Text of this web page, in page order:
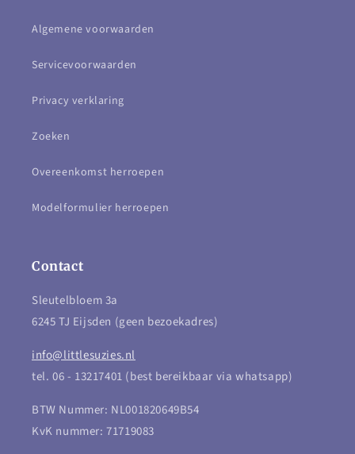
Algemene voorwaarden
Servicevoorwaarden
Privacy verklaring
Zoeken
Overeenkomst herroepen
Modelformulier herroepen
Contact
Sleutelbloem 3a
6245 TJ Eijsden (geen bezoekadres)
info@littlesuzies.nl
tel. 06 - 13217401 (best bereikbaar via whatsapp)
BTW Nummer: NL001820649B54
KvK nummer: 71719083